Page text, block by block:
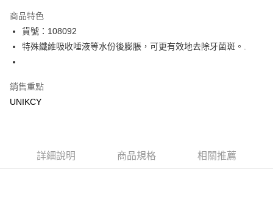
LINE Pay
Apple Pay
商品特色
貨號：108092
特殊纖維吸收唾液等水份後膨脹，可更有效地去除牙菌斑。.
銷售重點
UNIKCY
詳細說明 商品規格 相關推薦